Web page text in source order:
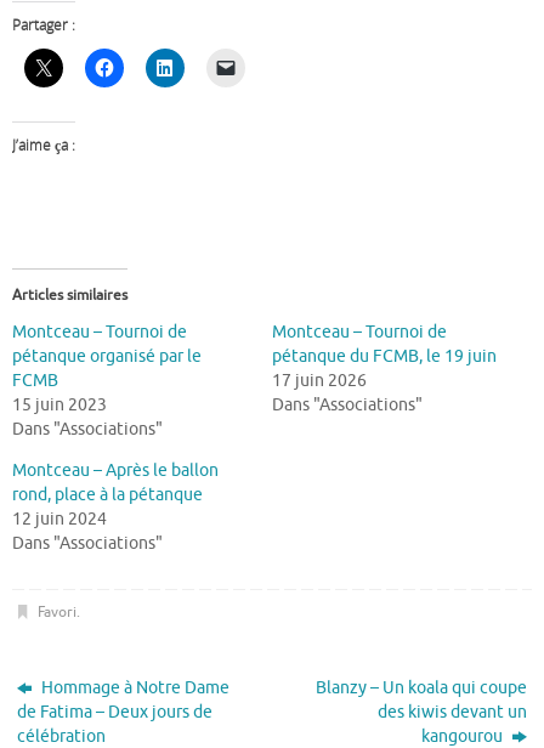
Partager :
J’aime ça :
Articles similaires
Montceau – Tournoi de
pétanque organisé par le
FCMB
15 juin 2023
Dans "Associations"
Montceau – Tournoi de
pétanque du FCMB, le 19 juin
17 juin 2026
Dans "Associations"
Montceau – Après le ballon
rond, place à la pétanque
12 juin 2024
Dans "Associations"
Favori.
Hommage à Notre Dame
de Fatima – Deux jours de
célébration
Blanzy – Un koala qui coupe
des kiwis devant un
kangourou